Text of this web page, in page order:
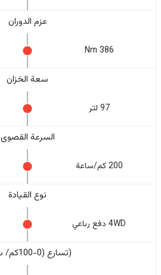
عزم الدوران
386 Nm
سعة الخزان
97 لتر
السرعة القصوى
200 كم/ساعة
نوع القيادة
4WD دفع رباعي
(تسارع (0-100كم/ ساعة